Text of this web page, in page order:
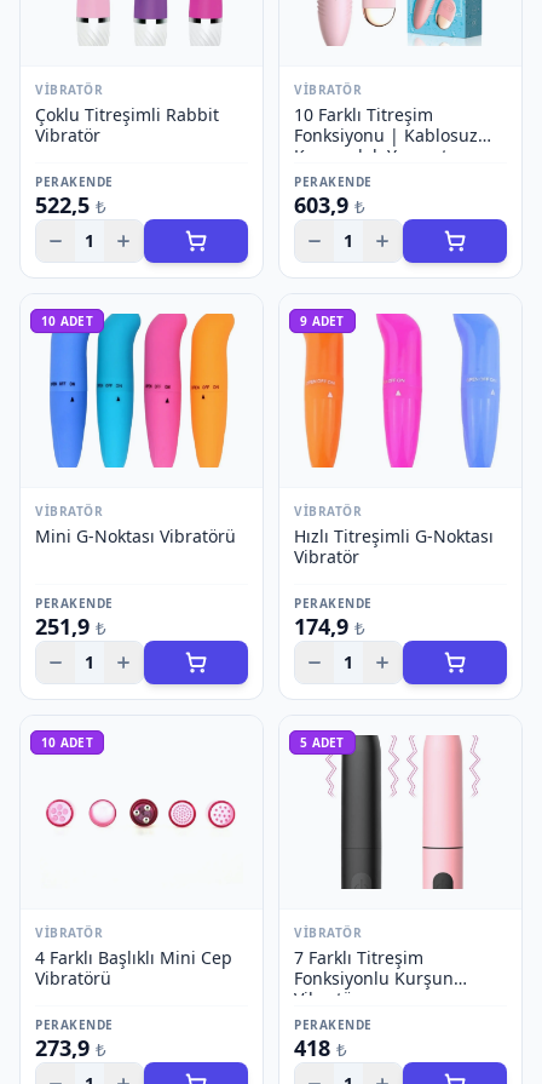
VIBRATÖR
Çoklu Titreşimli Rabbit
Vibratör
PERAKENDE
522,5 ₺
1
VIBRATÖR
10 Farklı Titreşim
Fonksiyonu | Kablosuz
Kumandalı Yumurta
Vibratör
PERAKENDE
603,9 ₺
1
10 ADET
VIBRATÖR
Mini G-Noktası Vibratörü
PERAKENDE
251,9 ₺
1
9 ADET
VIBRATÖR
Hızlı Titreşimli G-Noktası
Vibratör
PERAKENDE
174,9 ₺
1
10 ADET
VIBRATÖR
4 Farklı Başlıklı Mini Cep
Vibratörü
PERAKENDE
273,9 ₺
5 ADET
VIBRATÖR
7 Farklı Titreşim
Fonksiyonlu Kurşun
Vibratör
PERAKENDE
418 ₺